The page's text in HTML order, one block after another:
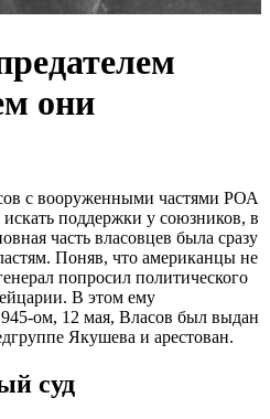
они
с вооруженными частями РОА
поддержки у союзников, в
часть власовцев была сразу
Поняв, что американцы не
попросил политического
В этом ему
ом, 12 мая, Власов был выдан
Якушева и арестован.
суд